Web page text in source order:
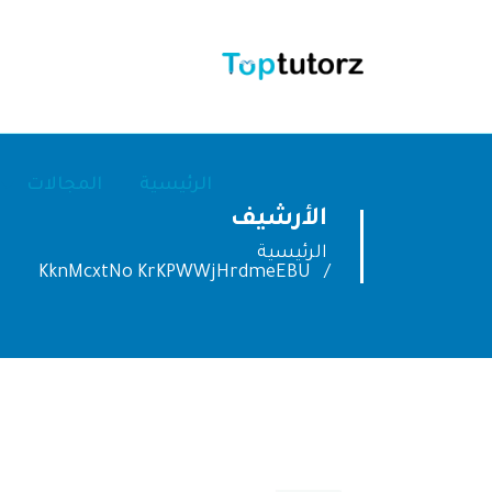
الرئيسية المجالات
الأرشيف
الرئيسية
KknMcxtNo KrKPWWjHrdmeEBU